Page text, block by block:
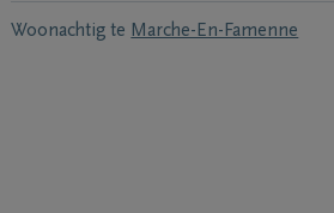
Woonachtig te Marche-En-Famenne